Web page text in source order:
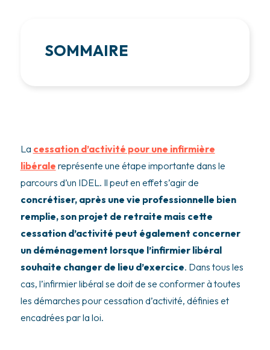
SOMMAIRE
La cessation d’activité pour une infirmière
libérale représente une étape importante dans le
parcours d’un IDEL. Il peut en effet s’agir de
concrétiser, après une vie professionnelle bien
remplie, son projet de retraite mais cette
cessation d’activité peut également concerner
un déménagement lorsque l’infirmier libéral
souhaite changer de lieu d’exercice. Dans tous les
cas, l’infirmier libéral se doit de se conformer à toutes
les démarches pour cessation d’activité, définies et
encadrées par la loi.